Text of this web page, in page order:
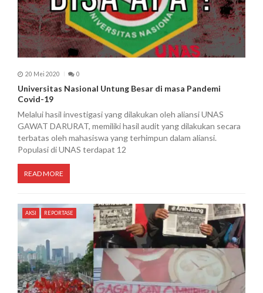
20 Mei 2020 0
Universitas Nasional Untung Besar di masa Pandemi
Covid-19
Melalui hasil investigasi yang dilakukan oleh aliansi UNAS
GAWAT DARURAT, memiliki hasil audit yang dilakukan secara
terbatas oleh mahasiswa yang terhimpun dalam aliansi.
Populasi di UNAS terdapat 12
READ MORE
AKSI REPORTASE